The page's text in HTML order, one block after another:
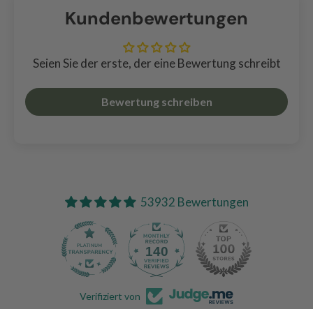
Kundenbewertungen
Seien Sie der erste, der eine Bewertung schreibt
Bewertung schreiben
53932 Bewertungen
140
Verifiziert von